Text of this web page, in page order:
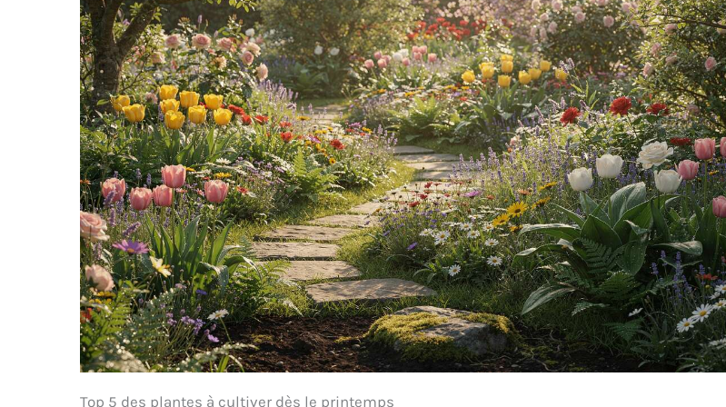
cadeau idéal pour tout
amateur dévoué ou tout
jardinier en herbe. Couvre
tout ce dont vous avez
besoin - Le kit d'outils de
jardinage 10 pièces
comprend un sac fourre-
tout pratique, un
sécateur, une truelle de
jardin, un transplantoir,
un sarcloir, une fourche à
main, un râteau à main,
une genouillère, un
pulvérisateur et des gants
de jardin. Toutes les
fournitures de jardinage
sont fabriquées à partir
de matériaux sûrs, non
toxiques et inoffensifs.
mais pour cette
considération, les outils
de jardinage Grenebo pour
le jardinage sont livrés
avec un sac de stockage
robuste, est un design
floral avec un style
vintage, ajoute une beauté
supplémentaire à votre
jardin. De plus, il y a un
trou spécial sur chaque
manche d'outil pour les
suspendre pendant la
saison morte ou après
utilisation. Des cadeaux
de jardin significatifs : Le
sac fourre-tout a été
fabriqué en coton spécial
et polyester, durable et
facile à transporter, ce qui
est le meilleur choix pour
Top 5 des plantes à cultiver dès le printemps